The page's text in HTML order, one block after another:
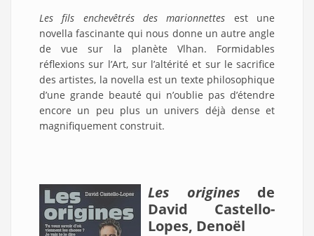
Les fils enchevêtrés des marionnettes est une
novella fascinante qui nous donne un autre angle
de vue sur la planète Vlhan. Formidables
réflexions sur l’Art, sur l’altérité et sur le sacrifice
des artistes, la novella est un texte philosophique
d’une grande beauté qui n’oublie pas d’étendre
encore un peu plus un univers déjà dense et
magnifiquement construit.
Les origines
de
David Castello-
Lopes, Denoël